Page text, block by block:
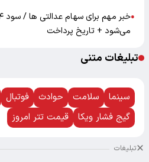
●
می‌شود + تاریخ پرداخت
تبلیغات متنی
سینما سلامت حوادث فوتبال
گیج فشار ویکا
قیمت تتر امروز
تبلیغات